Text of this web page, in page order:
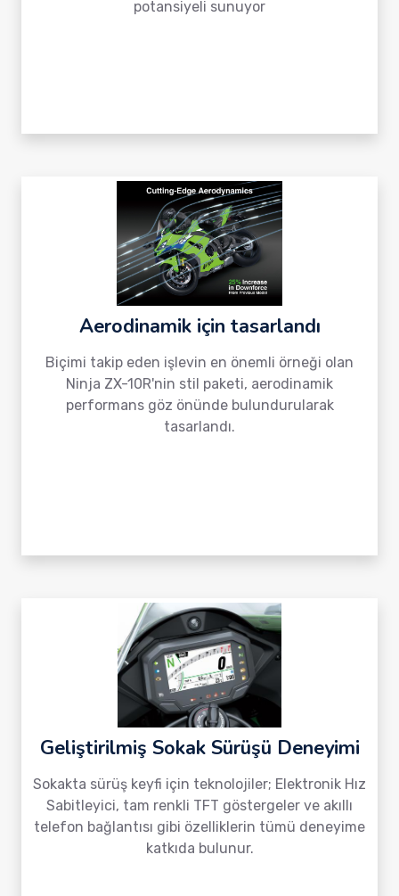
potansiyeli sunuyor
Aerodinamik için tasarlandı
Biçimi takip eden işlevin en önemli örneği olan
Ninja ZX-10R'nin stil paketi, aerodinamik
performans göz önünde bulundurularak
tasarlandı.
Geliştirilmiş Sokak Sürüşü Deneyimi
Sokakta sürüş keyfi için teknolojiler; Elektronik Hız
Sabitleyici, tam renkli TFT göstergeler ve akıllı
telefon bağlantısı gibi özelliklerin tümü deneyime
katkıda bulunur.